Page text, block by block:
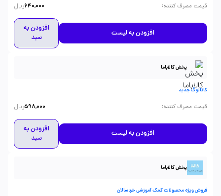
قیمت مصرف کننده:
640,000ریال
افزودن به لیست
افزودن به
سبد
پخش کالاباما
کاتالوگ جدید
قیمت مصرف کننده:
598,000ریال
افزودن به لیست
افزودن به
سبد
پخش کالاباما
فروش ویژه محصولات کمک آموزشی خردسالان